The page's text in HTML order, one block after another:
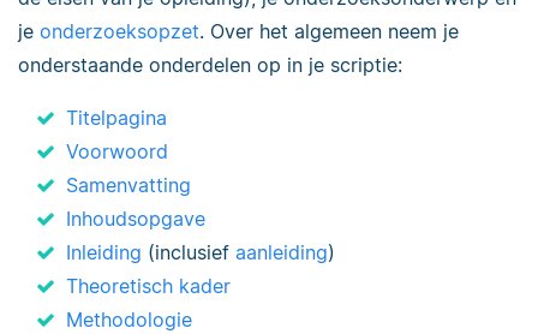
je onderzoeksopzet. Over het algemeen neem je
onderstaande onderdelen op in je scriptie:
Titelpagina
Voorwoord
Samenvatting
Inhoudsopgave
Inleiding (inclusief aanleiding)
Theoretisch kader
Methodologie